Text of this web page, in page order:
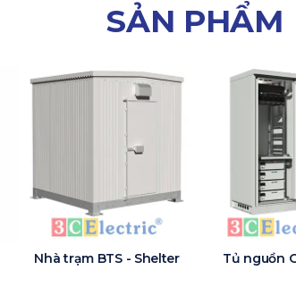
SẢN PHẨM
Nhà trạm BTS - Shelter Tủ nguồn